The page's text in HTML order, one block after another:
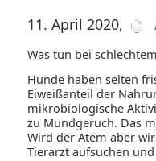
11. April 2020,
Was tun bei
Hunde haben selten
Eiweißanteil der
mikrobiologische
zu Mundgeruch. Das
Wird der Atem aber
Tierarzt aufsuchen